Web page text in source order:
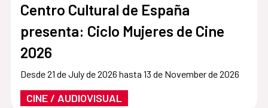
Centro Cultural de España
presenta: Ciclo Mujeres de Cine
2026
Desde 21 de July de 2026 hasta 13 de November de 2026
CINE / AUDIOVISUAL